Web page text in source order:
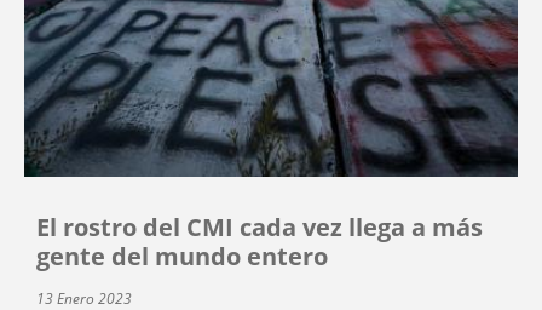
El rostro del CMI cada vez llega a más
gente del mundo entero
13 Enero 2023